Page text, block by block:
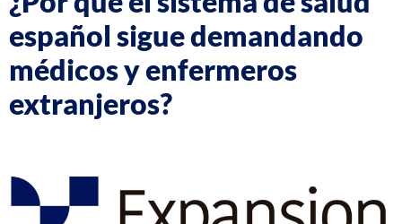
español sigue demandando
médicos y enfermeros
extranjeros?